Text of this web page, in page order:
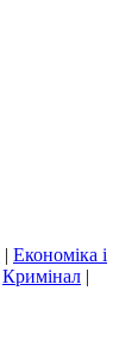
| Економіка і
Кримінал |